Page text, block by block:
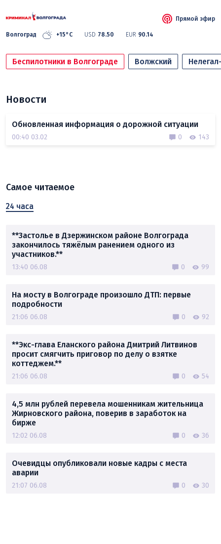
Волгоград +15°C USD 78.50 EUR 90.14
Прямой эфир
Беспилотники в Волгограде Волжский
Новости
Обновленная информация о дорожной ситуации
00:40 03.02 0 143
Самое читаемое
24 часа
**Застолье в Дзержинском районе Волгограда
закончилось тяжёлым ранением одного из
участников.**
13:40 06.08 0 99
На мосту в Волгограде произошло ДТП: первые
подробности
21:06 06.08 0 92
**Экс-глава Еланского района Дмитрий Литвинов
просит смягчить приговор по делу о взятке
коттеджем.**
21:06 06.08 0 54
4,5 млн рублей перевела мошенникам жительница
Жирновского района, поверив в заработок на
бирже
12:02 06.08 0 36
Очевидцы опубликовали новые кадры с места
аварии
21:07 06.08 0 30